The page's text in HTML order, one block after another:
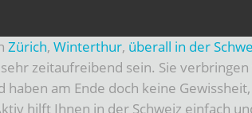
Zürich, Winterthur, überall in der
zeitaufreibend sein. Sie
am Ende doch keine Gewissheit,
hilft Ihnen in der Schweiz einfach